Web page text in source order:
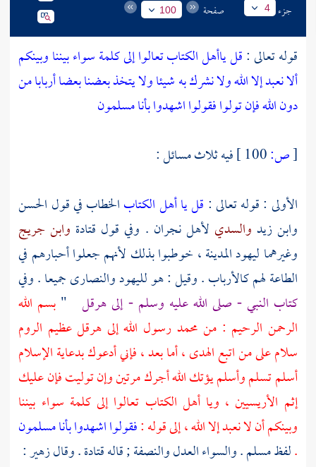
جزء 4 صفحة 100
قوله تعالى :قل ياأهل الكتاب تعالوا إلى كلمة سواء بيننا وبينكم
ألا نعبد إلا الله ولا نشرك به شيئا ولا يتخذ بعضنا بعضا أربابا من
دون الله فإن تولوا فقولوا اشهدوا بأنا مسلمون
[ص:
فيه ثلاث مسائل :
الأولى : قوله تعالى : قل يا أهل الكتابالخطاب في قول الحسن
وابن زيد والسدي لأهلنجران . وفي قول قتادة وابن جريج
وغيرهما ليهودالمدينة، خوطبوا بذلك لأنهم جعلوا أحبارهم في
الطاعة لهم كالأرباب . وقيل : هولليهودوالنصارىجميعا . وفي
كتاب النبي - صلى الله عليه وسلم - إلىهرقل " بسم الله
الرحمن الرحيم : من محمد رسول الله إلى هرقلعظيم الروم
سلام على من اتبع الهدى ، أما بعد ، فإني أدعوك بدعاية الإسلام
أسلم تسلم وأسلم يؤتك الله أجرك مرتين وإن توليت فإن عليك
إثم الأريسيين ، وياأهل الكتاب تعالوا إلى كلمة سواء بيننا
وبينكم أن لا نعبد إلا الله ، إلى قوله :فقولوا اشهدوا بأنا مسلمون
.لفظمسلم. والسواء العدل والنصفة ; قالهقتادة. وقالزهير: